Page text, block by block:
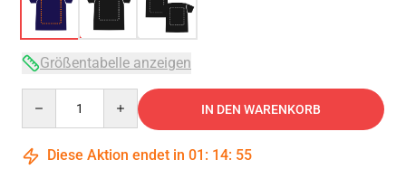
Größentabelle anzeigen
IN DEN WARENKORB
Diese Aktion endet in 01 : 14: 54